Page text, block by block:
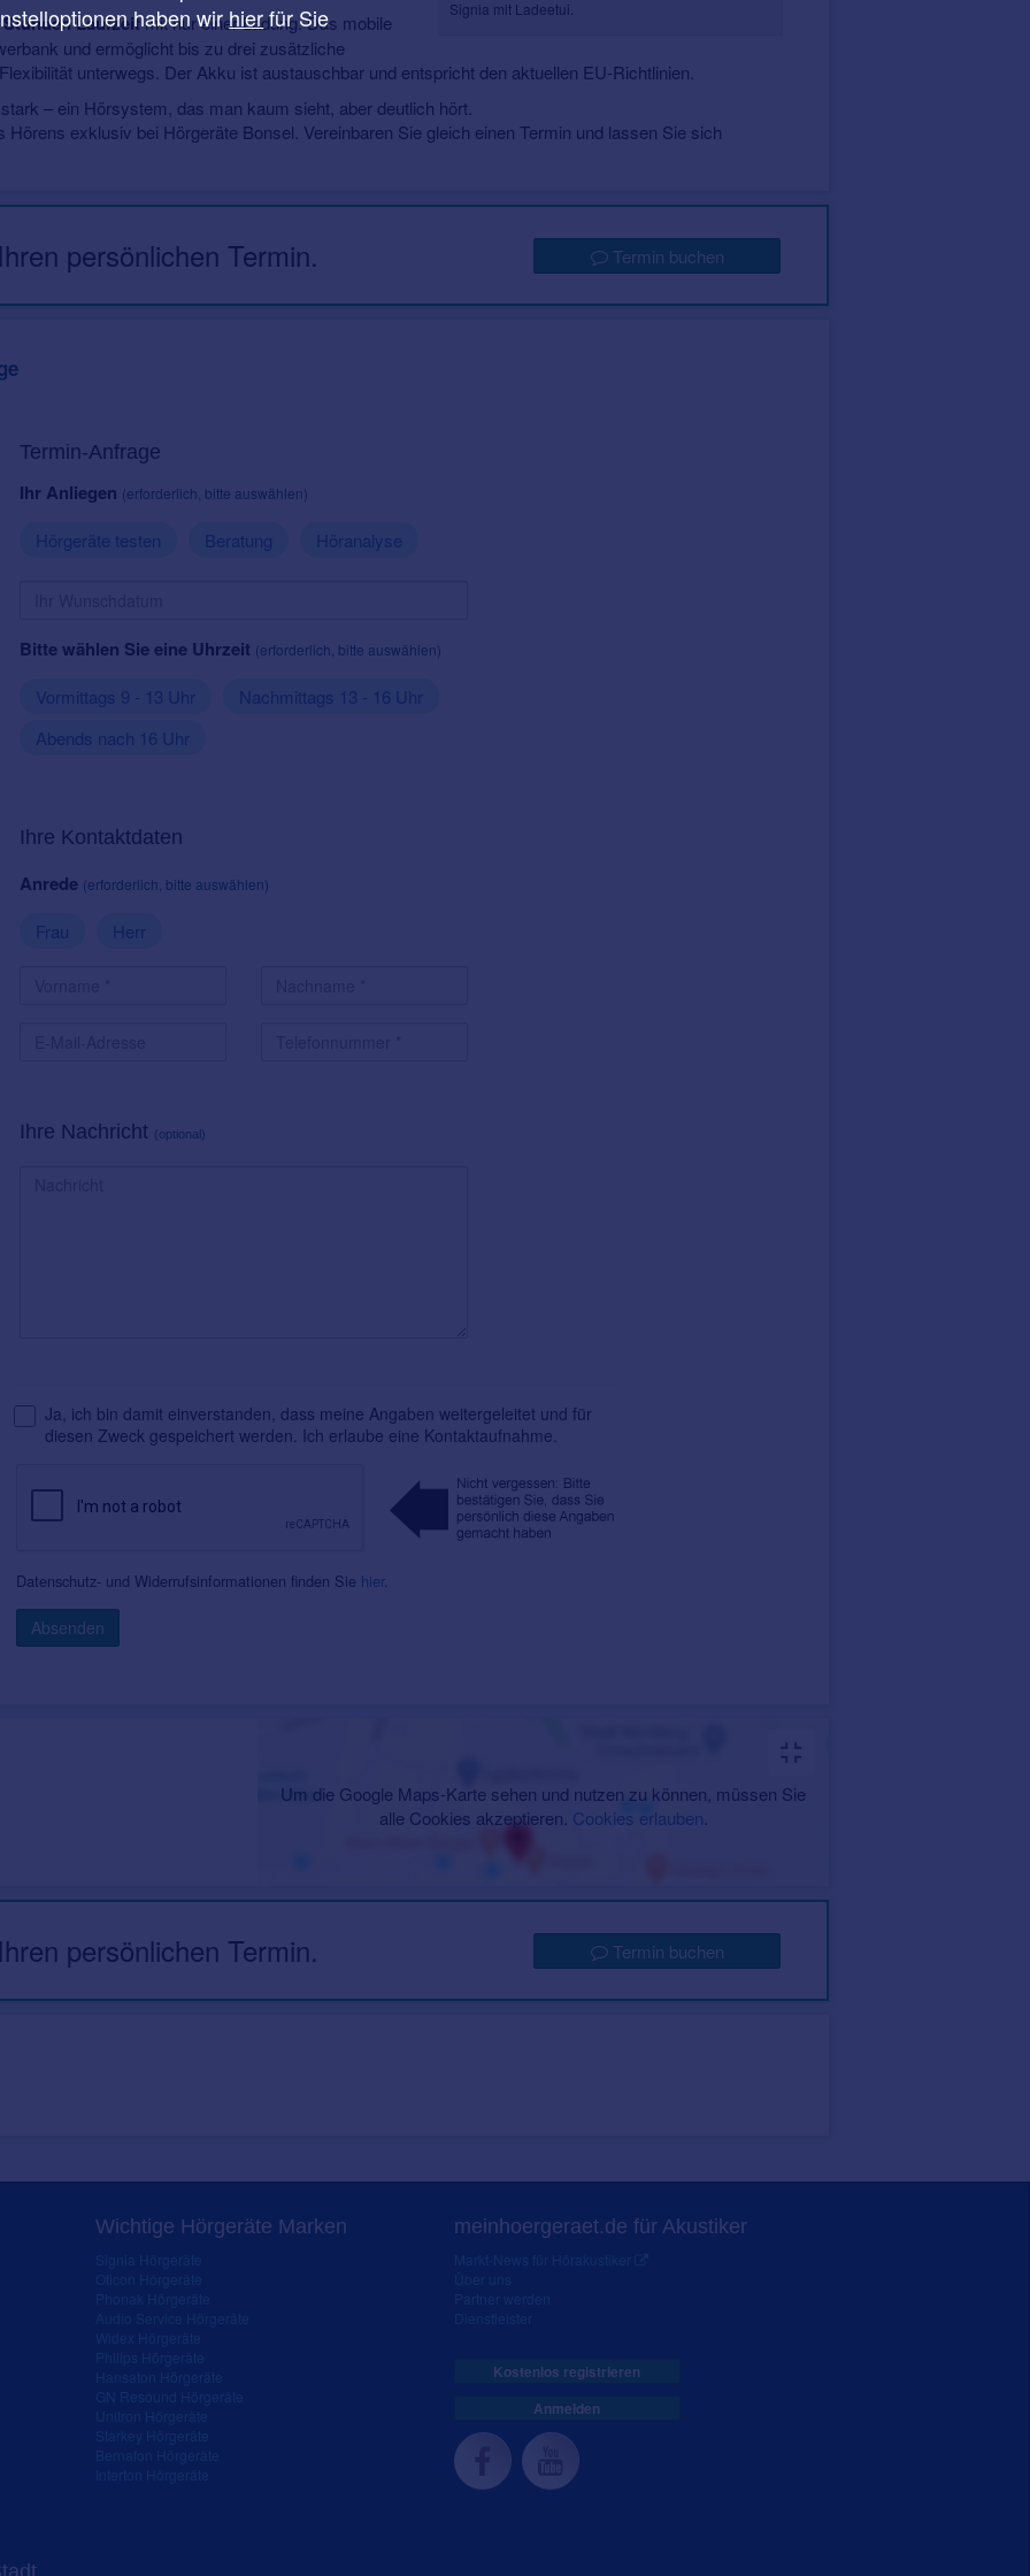
Signia mit Ladeetui.
Stunden Laufzeitmit nur einer Ladung. Das mobile
und ermöglicht bis zu drei zusätzliche
unterwegs. Der Akku ist austauschbar und entspricht den aktuellen EU-Richtlinien.
– ein Hörsystem, das man kaum sieht, aber deutlich hört.
Hörens exklusiv bei Hörgeräte Bonsel. Vereinbaren Sie gleich einen Termin und lassen Sie sich
persönlichen Termin. Termin buchen
Termin-Anfrage
Ihr Anliegen (erforderlich, bitte auswählen)
Hörgeräte testen Beratung Höranalyse
Bitte wählen Sie eine Uhrzeit (erforderlich, bitte auswählen)
Vormittags 9 - 13 Uhr
Nachmittags 13 - 16 Uhr
Abends nach 16 Uhr
Ihre Kontaktdaten
Anrede (erforderlich, bitte auswählen)
Frau Herr
Ihre Nachricht (optional)
Ja, ich bin damit einverstanden, dass meine Angaben weitergeleitet und für
diesen Zweck gespeichert werden. Ich erlaube eine Kontaktaufnahme.
Datenschutz- und Widerrufsinformationen finden Sie hier.
Absenden
Um die Google Maps-Karte sehen und nutzen zu können, müssen Sie
alle Cookies akzeptieren. Cookies erlauben
persönlichen Termin. Termin buchen
Wichtige Hörgeräte Marken meinhoergeraet.de für Akustiker
Kostenlos registrieren
Anmelden
haben wirhierfür Sie